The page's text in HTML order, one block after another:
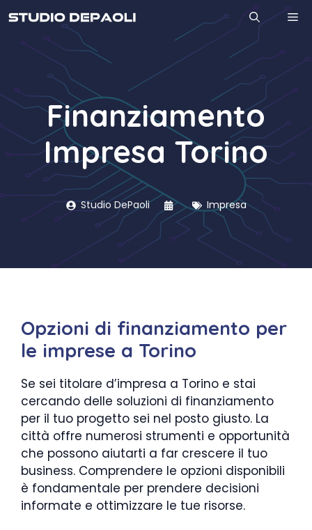
al
contenuto
Finanziamento
Impresa Torino
Studio DePaoli Impresa
Opzioni di finanziamento per
le imprese a Torino
Se sei titolare d’impresa a Torino e stai
cercando delle soluzioni di finanziamento
per il tuo progetto sei nel posto giusto. La
città offre numerosi strumenti e opportunità
che possono aiutarti a far crescere il tuo
business. Comprendere le opzioni disponibili
è fondamentale per prendere decisioni
informate e ottimizzare le tue risorse.